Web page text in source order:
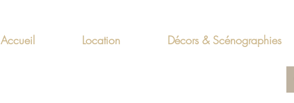
Accueil Location Décors & Scénographies